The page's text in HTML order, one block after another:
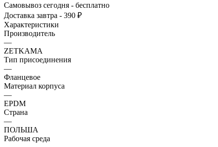
Самовывоз сегодня - бесплатно
Доставка завтра - 390 ₽
Характеристики
Производитель
—
ZETKAMA
Тип присоединения
—
Фланцевое
Материал корпуса
—
EPDM
Страна
—
ПОЛЬША
Рабочая среда